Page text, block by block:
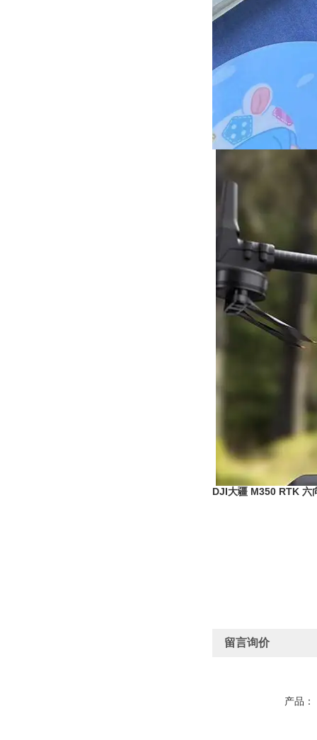
DJI大疆 M350 RTK 六
留言询价
产品：